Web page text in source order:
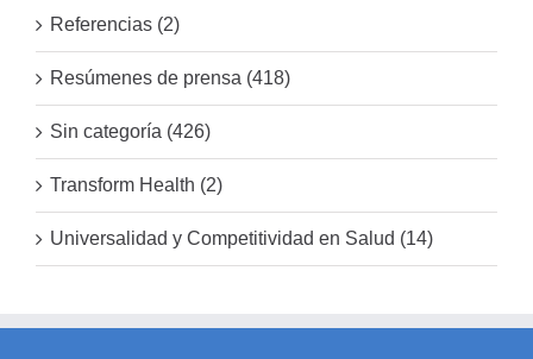
Referencias (2)
Resúmenes de prensa (418)
Sin categoría (426)
Transform Health (2)
Universalidad y Competitividad en Salud (14)